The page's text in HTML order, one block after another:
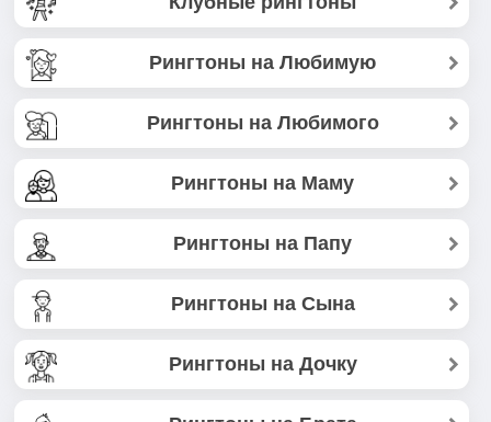
Рингтоны на Любимую
Рингтоны на Любимого
Рингтоны на Маму
Рингтоны на Папу
Рингтоны на Сына
Рингтоны на Дочку